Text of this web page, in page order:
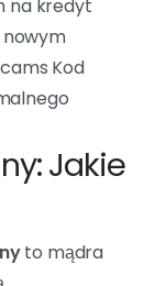
kod
i promocji
Daje
ofert
kredyt